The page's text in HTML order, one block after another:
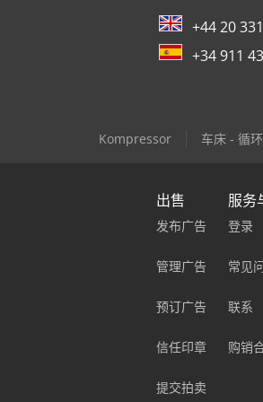
+44 20
+34 911
Kompressor 车床 - 循
出售
发布广告
管理广告
预订广告
信任印章
提交拍卖
服务
登录
常见
联系
购销